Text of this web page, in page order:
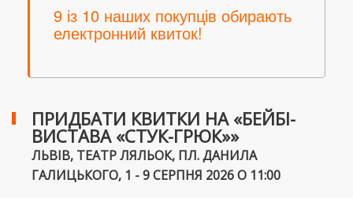
9 із 10 наших покупців обирають
електронний квиток!
ПРИДБАТИ КВИТКИ НА «БЕЙБІ-
ВИСТАВА «СТУК-ГРЮК»»
ЛЬВІВ, ТЕАТР ЛЯЛЬОК, ПЛ. ДАНИЛА
ГАЛИЦЬКОГО, 1 - 9 СЕРПНЯ 2026 О 11:00